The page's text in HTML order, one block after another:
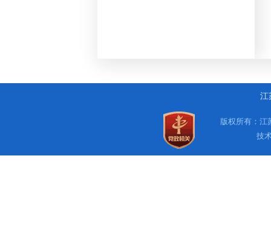
江
版权所有：
技